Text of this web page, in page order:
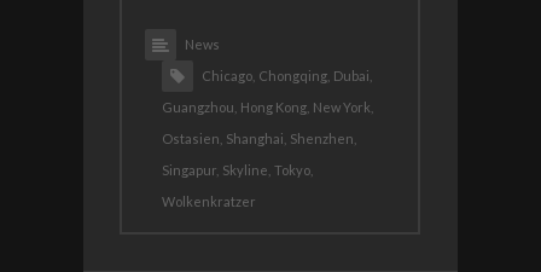
News
Chicago, Chongqing, Dubai,
Guangzhou, Hong Kong, New York,
Ostasien, Shanghai, Shenzhen,
Singapur, Skyline, Tokyo,
Wolkenkratzer